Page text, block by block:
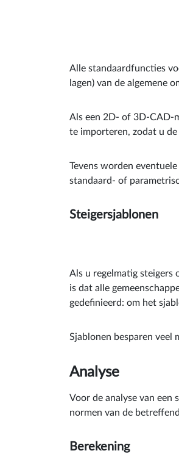
Alle standaardfuncties
lagen) van de algemene
Als een 2D- of 3D-CAD-
te importeren, zodat u
Tevens worden
standaard- of
Steigersjablonen
Als u regelmatig steigers
is dat alle
gedefinieerd: om het
Sjablonen besparen veel
Analyse
Voor de analyse van een
normen van de
Berekening